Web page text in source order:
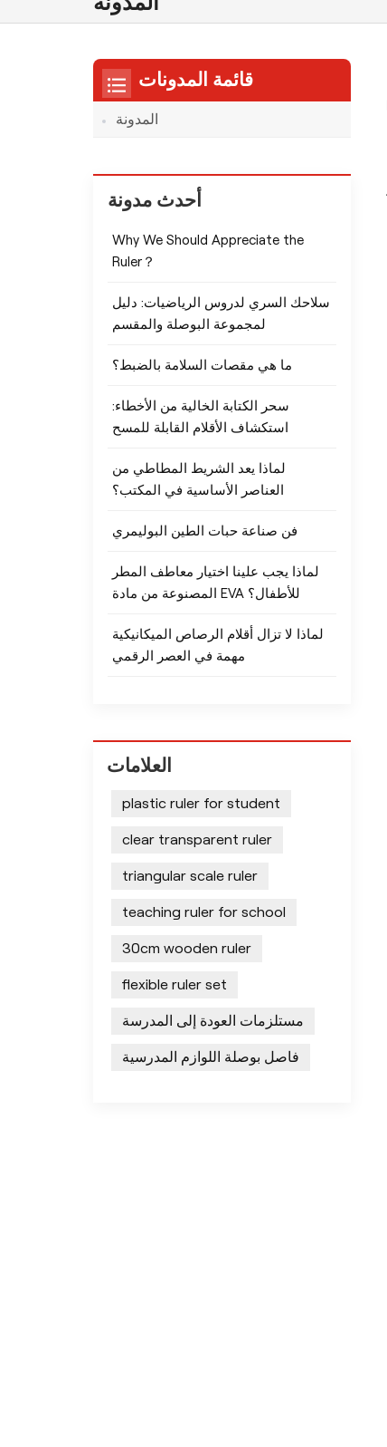
قائمة المدونات
المدونة
أحدث مدونة
Why We Should Appreciate the
Ruler？
سلاحك السري لدروس الرياضيات: دليل
لمجموعة البوصلة والمقسم
ما هي مقصات السلامة بالضبط؟
سحر الكتابة الخالية من الأخطاء:
استكشاف الأقلام القابلة للمسح
لماذا يعد الشريط المطاطي من
العناصر الأساسية في المكتب؟
فن صناعة حبات الطين البوليمري
لماذا يجب علينا اختيار معاطف المطر
المصنوعة من مادة EVA للأطفال؟
لماذا لا تزال أقلام الرصاص الميكانيكية
مهمة في العصر الرقمي
العلامات
plastic ruler for student
clear transparent ruler
triangular scale ruler
teaching ruler for school
30cm wooden ruler
flexible ruler set
مستلزمات العودة إلى المدرسة
فاصل بوصلة اللوازم المدرسية